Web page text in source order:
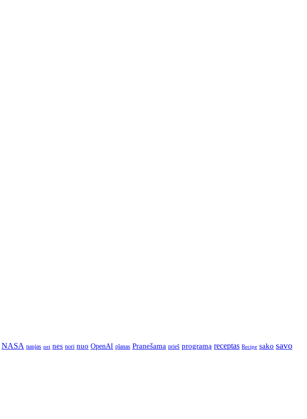
NASA naujas nei nes nori nuo OpenAI planas Pranešama prieš programą receptas Recipe sako savo